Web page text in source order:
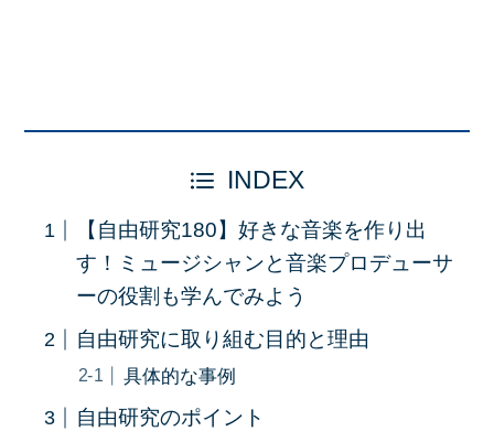
INDEX
【自由研究180】好きな音楽を作り出
す！ミュージシャンと音楽プロデューサ
ーの役割も学んでみよう
自由研究に取り組む目的と理由
具体的な事例
自由研究のポイント